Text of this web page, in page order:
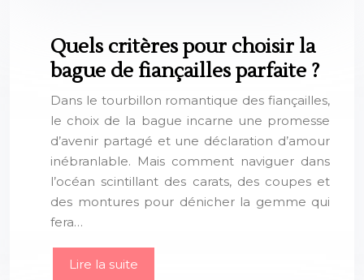
Quels critères pour choisir la
bague de fiançailles parfaite ?
Dans le tourbillon romantique des fiançailles,
le choix de la bague incarne une promesse
d’avenir partagé et une déclaration d’amour
inébranlable. Mais comment naviguer dans
l’océan scintillant des carats, des coupes et
des montures pour dénicher la gemme qui
fera…
Lire la suite